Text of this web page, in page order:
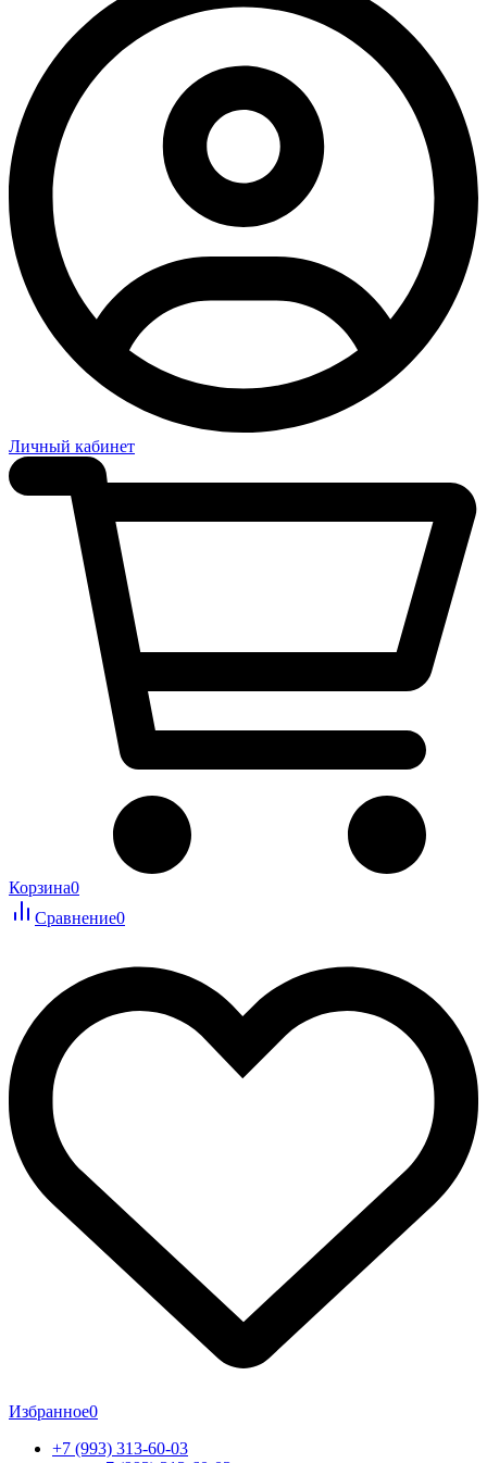
Личный кабинет
Корзина0
Сравнение0
Избранное0
+7 (993) 313-60-03